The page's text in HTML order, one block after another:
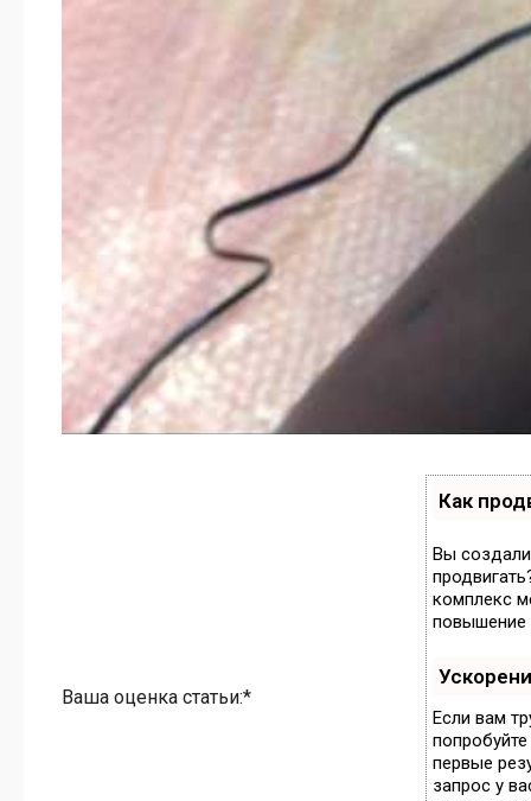
Ваша оценка статьи:*
Как
Вы создали
комплекс
повышение
Если вам
первые
запрос у